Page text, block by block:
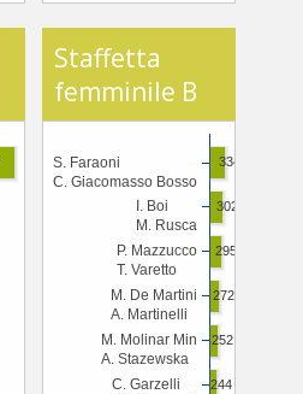
Staffetta
femminile B
C. Garzelli
M. Molinar Min
A. Stazewska
M. De Martini
A. Martinelli
P. Mazzucco
T. Varetto
I. Boi
M. Rusca
S. Faraoni
C. Giacomasso Bosso
244
252
272
295
302
334